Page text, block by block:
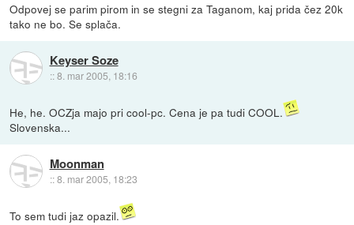
Odpovej se parim pirom in se stegni za Taganom, kaj prida čez 20k
tako ne bo. Se splača.
Keyser Soze
::8. mar 2005, 18:16
He, he. OCZja majo pri cool-pc. Cena je pa tudi COOL.
Slovenska...
Moonman
::8. mar 2005, 18:23
To sem tudi jaz opazil.